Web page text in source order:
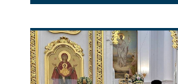
«проповідували покаяння»
хворих і вигнання бісів лише